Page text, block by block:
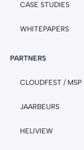
CASE STUDIES
WHITEPAPERS
PARTNERS
CLOUDFEST /
JAARBEURS
HELIVIEW